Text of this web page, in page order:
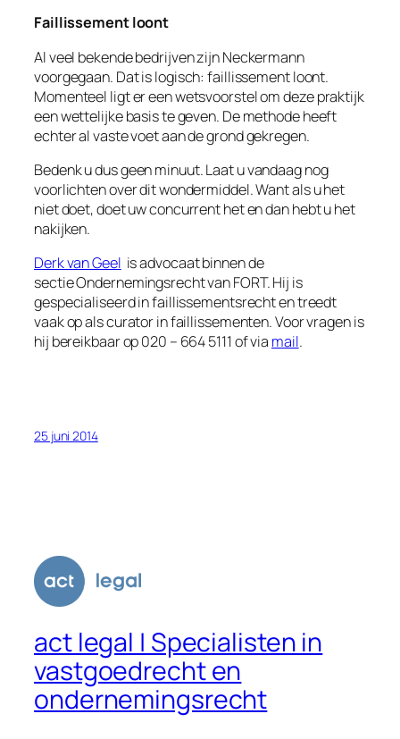
Faillissement loont
Al veel bekende bedrijven zijn Neckermann
voorgegaan. Dat is logisch: faillissement loont.
Momenteel ligt er een wetsvoorstel om deze praktijk
een wettelijke basis te geven. De methode heeft
echter al vaste voet aan de grond gekregen.
Bedenk u dus geen minuut. Laat u vandaag nog
voorlichten over dit wondermiddel. Want als u het
niet doet, doet uw concurrent het en dan hebt u het
nakijken.
Derk van Geel is advocaat binnen de
sectie Ondernemingsrecht van FORT. Hij is
gespecialiseerd in faillissementsrecht en treedt
vaak op als curator in faillissementen. Voor vragen is
hij bereikbaar op 020 – 664 5111 of via mail.
25 juni 2014
act legal | Specialisten in
vastgoedrecht en
ondernemingsrecht